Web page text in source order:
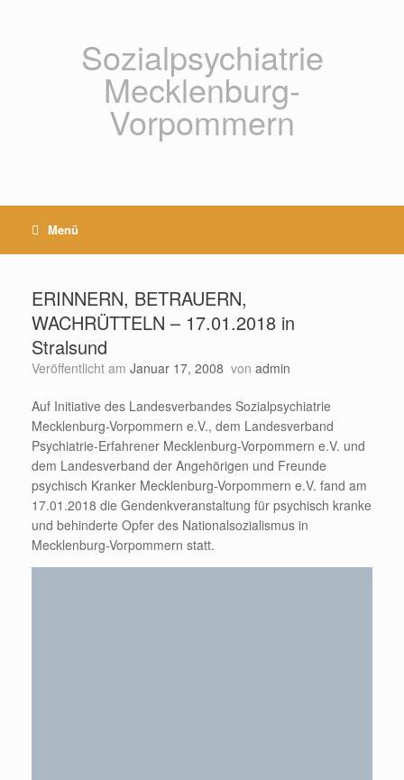
Sozialpsychiatrie
Mecklenburg-
Vorpommern
Menü
ERINNERN, BETRAUERN,
WACHRÜTTELN – 17.01.2018 in
Stralsund
Veröffentlicht am Januar 17, 2008 von admin
Auf Initiative des Landesverbandes Sozialpsychiatrie
Mecklenburg-Vorpommern e.V., dem Landesverband
Psychiatrie-Erfahrener Mecklenburg-Vorpommern e.V. und
dem Landesverband der Angehörigen und Freunde
psychisch Kranker Mecklenburg-Vorpommern e.V. fand am
17.01.2018 die Gendenkveranstaltung für psychisch kranke
und behinderte Opfer des Nationalsozialismus in
Mecklenburg-Vorpommern statt.